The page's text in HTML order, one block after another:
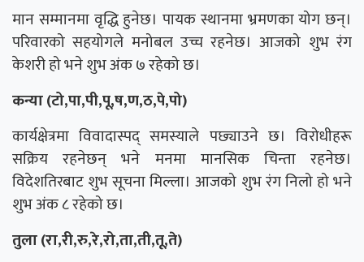
मान सम्मानमा वृद्धि हुनेछ। पायक स्थानमा भ्रमणका योग छन्।
परिवारको सहयोगले मनोबल उच्च रहनेछ। आजको शुभ रंग
केशरी हो भने शुभ अंक ७ रहेको छ।
कन्या (टो,पा,पी,पू,ष,ण,ठ,पे,पो)
कार्यक्षेत्रमा विवादास्पद् समस्याले पछ्याउने छ। विरोधीहरू
सक्रिय रहनेछन् भने मनमा मानसिक चिन्ता रहनेछ।
विदेशतिरबाट शुभ सूचना मिल्ला। आजको शुभ रंग निलो हो भने
शुभ अंक ८ रहेको छ।
तुला (रा,री,रु,रे,रो,ता,ती,तू,ते)